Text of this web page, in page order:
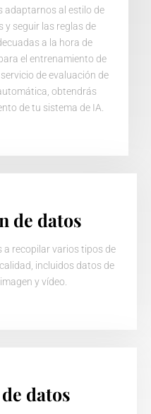
adaptarnos al estilo de
y seguir las reglas de
a la hora de
el entrenamiento de
de evaluación de
obtendrás
de tu sistema de IA.
de datos
recopilar varios tipos de
incluidos datos de
y vídeo.
datos